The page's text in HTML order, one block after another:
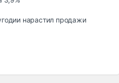
нарастил продажи